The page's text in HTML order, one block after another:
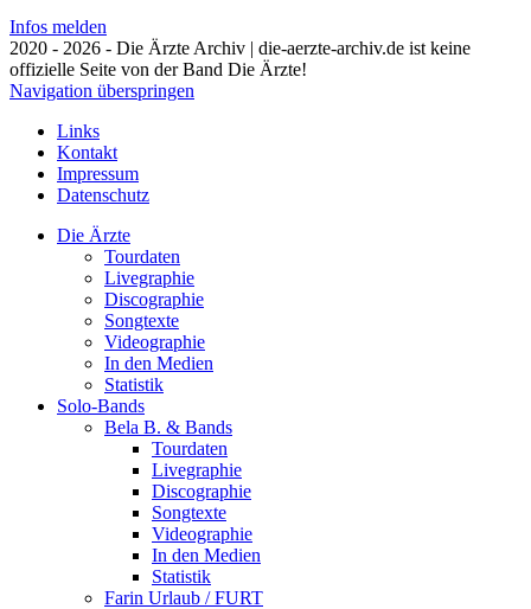
Infos melden
2020 - 2026 - Die Ärzte Archiv | die-aerzte-archiv.de ist keine
offizielle Seite von der Band Die Ärzte!
Navigation überspringen
Links
Kontakt
Impressum
Datenschutz
Die Ärzte
Tourdaten
Livegraphie
Discographie
Songtexte
Videographie
In den Medien
Statistik
Solo-Bands
Bela B. & Bands
Tourdaten
Livegraphie
Discographie
Songtexte
Videographie
In den Medien
Statistik
Farin Urlaub / FURT